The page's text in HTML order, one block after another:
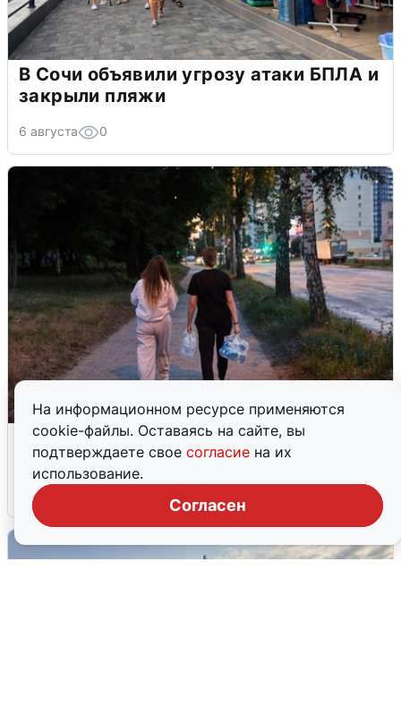
На информационном ресурсе применяются
cookie-файлы. Оставаясь на сайте, вы
подтверждаете свое согласие на их
использование.
Согласен
В Сочи объявили угрозу атаки БПЛА и
закрыли пляжи
6 августа 0
Опубликована карта отключений
воды в Воронеже
6 августа